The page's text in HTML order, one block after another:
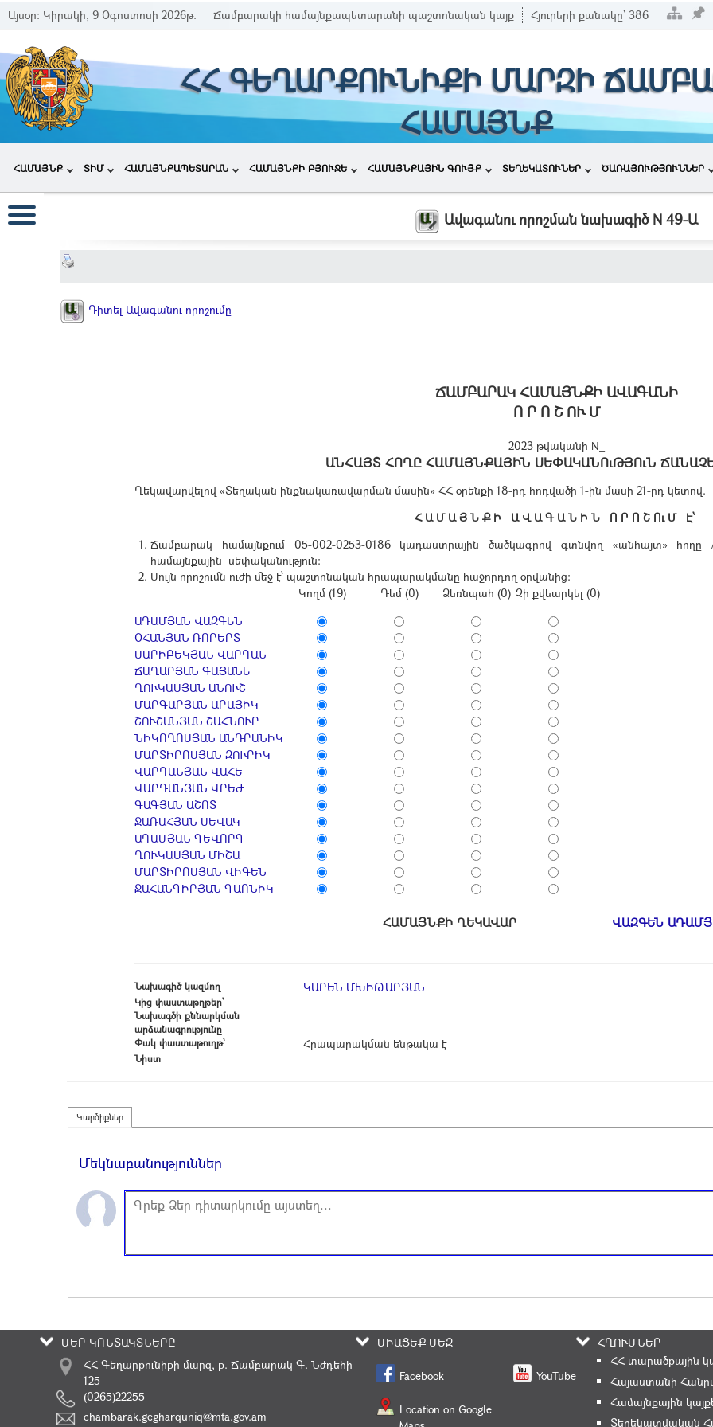
Այսօր: Կիրակի, 9 Օգոստոսի 2026թ. Ճամբարակի համայնքապետարանի պաշտոնական կայք Հյուրերի քանակը՝ 386
ՀՀ ԳԵՂԱՐՔՈՒՆԻՔԻ ՄԱՐԶԻ
ՀԱՄԱՅՆՔ
ՀԱՄԱՅՆՔ ՏԻՄ ՀԱՄԱՅՆՔԱՊԵՏԱՐԱՆ ՀԱՄԱՅՆՔԻ ԲՅՈՒՋԵ ՀԱՄԱՅՆՔԱՅԻՆ ԳՈՒՅՔ ՏԵՂԵԿԱՏՈՒՆԵՐ ԾԱՌԱՅՈՒԹՅՈՒՆՆԵՐ
Ավագանու որոշման նախագիծ N 49-Ա
Դիտել Ավագանու որոշումը
ՃԱՄԲԱՐԱԿ ՀԱՄԱՅՆՔԻ ԱՎԱԳԱՆԻ
Ո Ր Ո Շ ՈՒ Մ
2023 թվականի N_
ԱՆՀԱՅՏ ՀՈՂԸ ՀԱՄԱՅՆՔԱՅԻՆ ՍԵՓԱԿԱՆՈւԹՅՈւՆ
Ղեկավարվելով «Տեղական ինքնակառավարման մասին» ՀՀ օրենքի 18-րդ հոդվածի 1-ին մասի 21-րդ կետով.
Հ Ա Մ Ա Յ Ն Ք Ի Ա Վ Ա Գ Ա Ն Ի Ն Ո Ր Ո Շ Ու Մ Է՝
Ճամբարակ համայնքում 05-002-0253-0186 կադաստրային ծածկագրով գտնվող «անհայտ»
համայնքային սեփականություն:
Սույն որոշումն ուժի մեջ է՝ պաշտոնական հրապարակմանը հաջորդող օրվանից:
Կողմ (19)
Դեմ (0) Ձեռնպահ (0) Չի քվեարկել (0)
ԱԴԱՄՅԱՆ ՎԱԶԳԵՆ
ՕՀԱՆՅԱՆ ՌՈԲԵՐՏ
ՍԱՐԻԲԵԿՅԱՆ ՎԱՐԴԱՆ
ՃԱՂԱՐՅԱՆ ԳԱՅԱՆԵ
ՂՈՒԿԱՍՅԱՆ ԱՆՈՒՇ
ՄԱՐԳԱՐՅԱՆ ԱՐԱՅԻԿ
ՇՈՒՇԱՆՅԱՆ ՇԱՀՆՈՒՐ
ՆԻԿՈՂՈՍՅԱՆ ԱՆԴՐԱՆԻԿ
ՄԱՐՏԻՐՈՍՅԱՆ ԶՈՒՐԻԿ
ՎԱՐԴԱՆՅԱՆ ՎԱՀԵ
ՎԱՐԴԱՆՅԱՆ ՎՐԵԺ
ԳԱԳՅԱՆ ԱՇՈՏ
ՋԱՌԱՀՅԱՆ ՍԵՎԱԿ
ԱԴԱՄՅԱՆ ԳԵՎՈՐԳ
ՂՈՒԿԱՍՅԱՆ ՄԻՇԱ
ՄԱՐՏԻՐՈՍՅԱՆ ՎԻԳԵՆ
ՋԱՀԱՆԳԻՐՅԱՆ ԳԱՌՆԻԿ
ՀԱՄԱՅՆՔԻ ՂԵԿԱՎԱՐ ՎԱԶԳԵՆ
Նախագիծ կազմող ԿԱՐԵՆ ՄԽԻԹԱՐՅԱՆ
Կից փաստաթղթեր՝
Նախագծի քննարկման
արձանագրությունը
Փակ փաստաթուղթ՝
Հրապարակման ենթակա է
Նիստ
Կարծիքներ
Մեկնաբանություններ
ՄԵՐ ԿՈՆՏԱԿՏՆԵՐԸ ՄԻԱՑԵՔ ՄԵԶ
ՀՂՈՒՄՆԵՐ
ՀՀ Գեղարքունիքի մարզ, ք. Ճամբարակ Գ. Նժդեհի
125
(0265)22255
chambarak.gegharquniq@mta.gov.am
Facebook
Location on Google
YouTube
ՀՀ տարածքային
Հայաստանի
Համայնքային
Տեղեկատվական